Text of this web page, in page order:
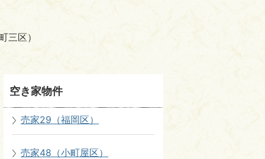
三区）
空き家物件
売家29（福岡区）
売家48（小町屋区）